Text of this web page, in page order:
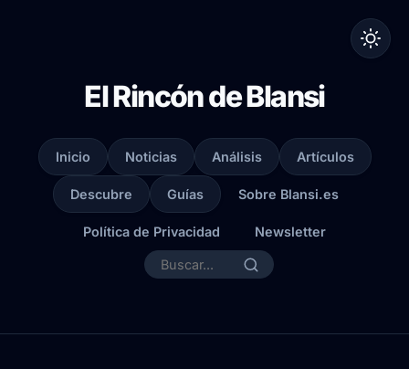
El Rincón de Blansi
Inicio Noticias Análisis Artículos
Descubre Guías Sobre Blansi.es
Política de Privacidad Newsletter